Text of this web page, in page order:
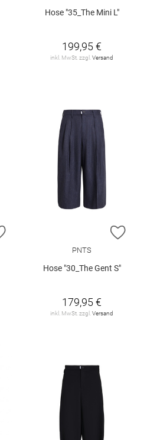
Hose "35_The Mini L"
199,95 €
inkl. MwSt. zzgl. Versand
ZUR WUNSCHLISTE HINZUFÜGEN
ZUR
PNTS
Hose "30_The Gent S"
179,95 €
inkl. MwSt. zzgl. Versand